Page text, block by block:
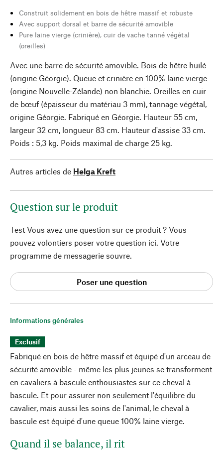
Informations générales
Exclusif
Fabriqué en bois de hêtre massif et équipé d'un arceau de
sécurité amovible - même les plus jeunes se transforment
en cavaliers à bascule enthousiastes sur ce cheval à
bascule. Et pour assurer non seulement l'équilibre du
cavalier, mais aussi les soins de l'animal, le cheval à
bascule est équipé d'une queue 100% laine vierge.
Quand il se balance, il rit
Construit solidement en bois de hêtre massif et robuste
Avec support dorsal et barre de sécurité amovible
Pure laine vierge (crinière), cuir de vache tanné végétal
(oreilles)
Avec une barre de sécurité amovible. Bois de hêtre huilé
(origine Géorgie). Queue et crinière en 100% laine vierge
(origine Nouvelle-Zélande) non blanchie. Oreilles en cuir
de bœuf (épaisseur du matériau 3 mm), tannage végétal,
origine Géorgie. Fabriqué en Géorgie. Hauteur 55 cm,
largeur 32 cm, longueur 83 cm. Hauteur d'assise 33 cm.
Poids : 5,3 kg. Poids maximal de charge 25 kg.
Autres articles de Helga Kreft
Question sur le produit
Test Vous avez une question sur ce produit ? Vous
pouvez volontiers poser votre question ici. Votre
programme de messagerie souvre.
Poser une question